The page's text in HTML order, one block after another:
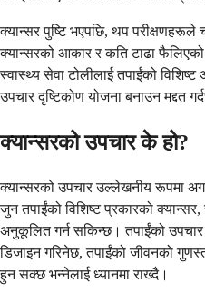
क्यान्सर पुष्टि भएपछि, थप
क्यान्सरको आकार र कति टाढा
स्वास्थ्य सेवा टोलीलाई तपाईंको
उपचार दृष्टिकोण योजना बनाउन मद्दत
क्यान्सरको उपचार के हो?
क्यान्सरको उपचार उल्लेखनीय रूपमा
जुन तपाईंको विशिष्ट प्रकारको
अनुकूलित गर्न सकिन्छ। तपाईंको उपचार
डिजाइन गरिनेछ, तपाईंको जीवनको
हुन सक्छ भन्नेलाई ध्यानमा राख्दै।